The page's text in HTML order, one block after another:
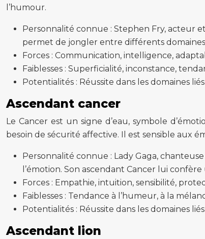
l’humour.
Personnalité connue : Stephen Fry, acteur
permet de jongler entre différents domaines
Forces : Communication, intelligence,
Faiblesses : Superficialité, inconstance,
Potentialités : Réussite dans les domaines
Ascendant cancer
Le Cancer est un signe d’eau, symbole
besoin de sécurité affective. Il est sensible aux
Personnalité connue : Lady Gaga,
l’émotion. Son ascendant Cancer lui
Forces : Empathie, intuition, sensibilité,
Faiblesses : Tendance à l’humeur, à la
Potentialités : Réussite dans les domaines
Ascendant lion